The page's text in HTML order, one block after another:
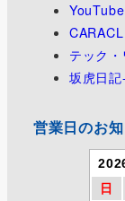
YouTube
テック
坂虎日
営業日のお
日